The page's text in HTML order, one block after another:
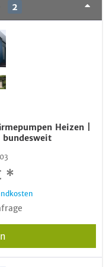
2
Heizen |
bundesweit
*